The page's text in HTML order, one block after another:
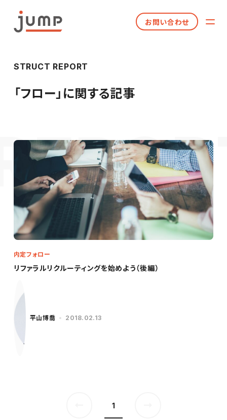
お問い合わせ
STRUCT REPORT
「フロー」に関する記事
リファラルリクルーティングを始めよう（後編）
内定フォロー
平山博喬 2018.02.13
1